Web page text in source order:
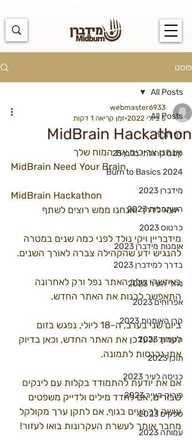
פוסט
All Posts
דף הבית
קסם קהילתי בלבן 25
Burn to Basics 2024
מידברן 2023
השתתפות 2023
כרטוס 2023
אומנות מידברן 2023
בדרך למידברן 2023
נהלי העיר 2023
אפרוחים 2023
קרן האומנות 2023
הקמות 2023
תוכן 2023
כניסה לעיר 2023
פירוק העיר 2023
ספקים 2023
עמותה 2023
All Posts
MidBrain Hackathon
webmaster6933
5 ביולי 2022
זמן קריאה 1 דקות
אנחנו צריכים את המוח שלך
MidBrain Need Your Brain
MidBrain Hackathon
יוצא לדרך ואנחנו ממש רוצים לשתף
מידבריין ויקי נולד לפני כמה שנים במטרה
להנגיש ידע שהקהילה צברה לאורך השנים.
באיזשהו שלב האתר נפל ורק לאחרונה
התאפשר לבנות את האתר החדש.
ביום שני בערב, ה-18 ליולי, נפגש בזום
לערוך ולעדכן את האתר החדש, וכאן בדיוק
אתן נכנסות לתמונה.
אם את יודעת להתמודד בקלות עם לינקים
שבורים, אם לחדד מילים ולדייק משפטים
עושה לך נעים בגוף, אם לתקן ערך מקולקל
מחבר אותך לעשרת העקרונות בואו לעזור!